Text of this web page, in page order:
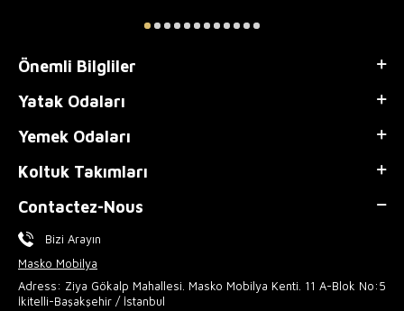
Önemli Bilgliler
Yatak Odaları
Yemek Odaları
Koltuk Takımları
Contactez-Nous
Bizi Arayın
Masko Mobilya
Adress: Ziya Gökalp Mahallesi. Masko Mobilya Kenti. 11 A-Blok No:5
İkitelli-Başakşehir / İstanbul